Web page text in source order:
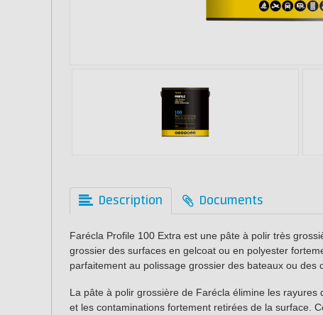
Description Documents
Farécla Profile 100 Extra est une pâte à polir très
grossier des surfaces en gelcoat ou en polyester
parfaitement au polissage grossier des bateaux ou des
La pâte à polir grossière de Farécla élimine les
et les contaminations fortement retirées de la surface.